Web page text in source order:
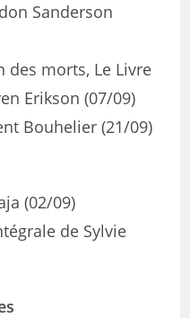
Sanderson
des morts, Le Livre
Erikson (07/09)
Bouhelier (21/09)
(02/09)
de Sylvie